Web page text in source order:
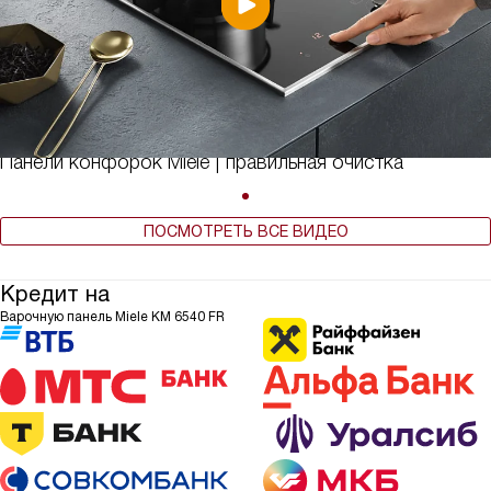
Панели конфорок Miele | правильная очистка
ПОСМОТРЕТЬ ВСЕ ВИДЕО
Кредит на
Варочную панель Miele KM 6540 FR